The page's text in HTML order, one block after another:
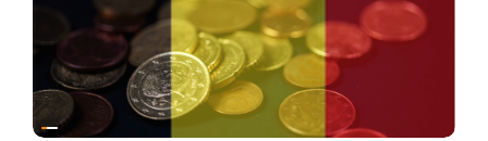
Binnenland politiek